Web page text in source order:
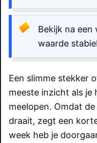
Bekijk na een
waarde
Een slimme stekker
meeste inzicht als je
meelopen. Omdat
draait, zegt een
week heb je